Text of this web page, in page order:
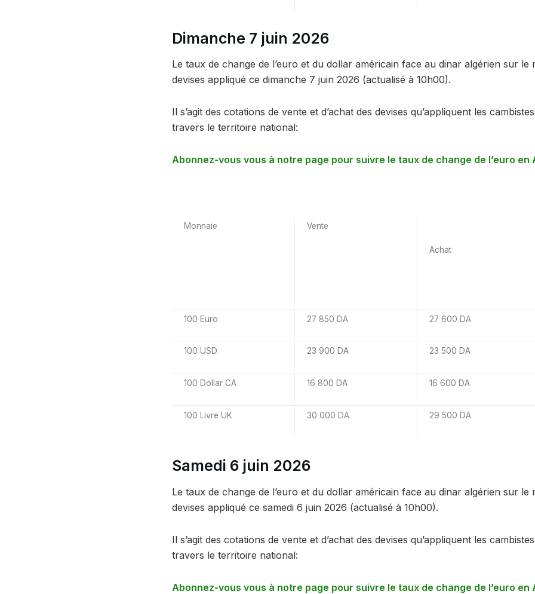
Dimanche 7 juin 2026
Le taux de change de l’euro et du dollar américain face au dinar algérien sur le
devises appliqué ce dimanche 7 juin 2026 (actualisé à 10h00).
Il s’agit des cotations de vente et d’achat des devises qu’appliquent les
travers le territoire national:
Abonnez-vous vous à notre page pour suivre le taux de change de l’euro en
Monnaie Vente
Achat
100 Euro 27 850 DA 27 600 DA
100 USD 23 900 DA 23 500 DA
100 Dollar CA 16 800 DA 16 600 DA
100 Livre UK 30 000 DA 29 500 DA
Samedi 6 juin 2026
Le taux de change de l’euro et du dollar américain face au dinar algérien sur le
devises appliqué ce samedi 6 juin 2026 (actualisé à 10h00).
Il s’agit des cotations de vente et d’achat des devises qu’appliquent les
travers le territoire national:
Abonnez-vous vous à notre page pour suivre le taux de change de l’euro en